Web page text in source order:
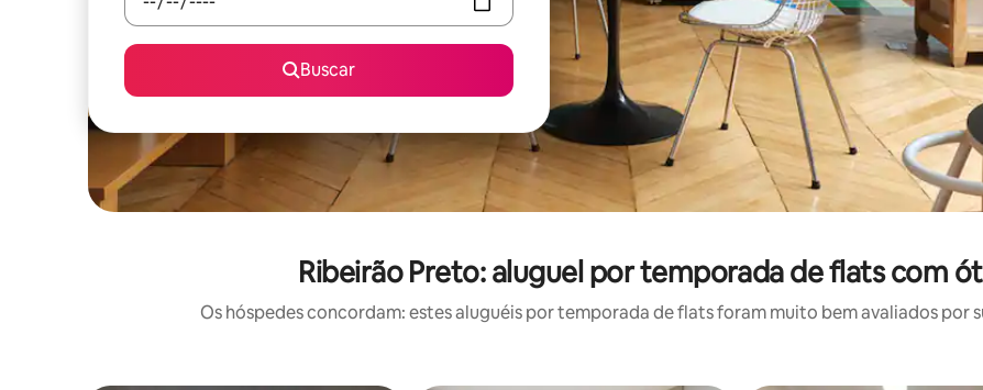
Buscar
Ribeirão Preto: aluguel por temporada de flats com
Os hóspedes concordam: estes aluguéis por temporada de flats foram muito bem avaliados por